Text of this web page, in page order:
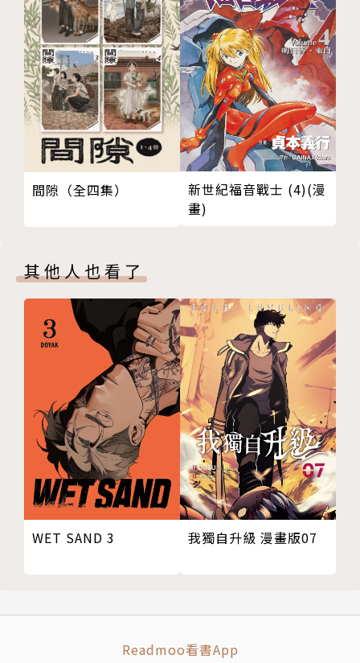
間隙（全四集）
新世紀福音戰士 (4)(漫
畫)
其他人也看了
WET SAND 3 我獨自升級 漫畫版07
Readmoo看書App